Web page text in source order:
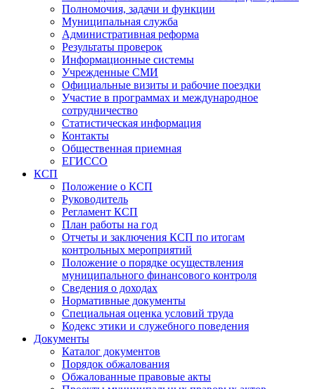
Полномочия, задачи и функции
Муниципальная служба
Административная реформа
Результаты проверок
Информационные системы
Учрежденные СМИ
Официальные визиты и рабочие поездки
Участие в программах и международное
сотрудничество
Статистическая информация
Контакты
Общественная приемная
ЕГИССО
КСП
Положение о КСП
Руководитель
Регламент КСП
План работы на год
Отчеты и заключения КСП по итогам
контрольных мероприятий
Положение о порядке осуществления
муниципального финансового контроля
Сведения о доходах
Нормативные документы
Специальная оценка условий труда
Кодекс этики и служебного поведения
Документы
Каталог документов
Порядок обжалования
Обжалованные правовые акты